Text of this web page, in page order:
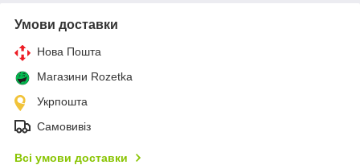
Умови доставки
Нова Пошта
Магазини Rozetka
Укрпошта
Самовивіз
Всі умови доставки